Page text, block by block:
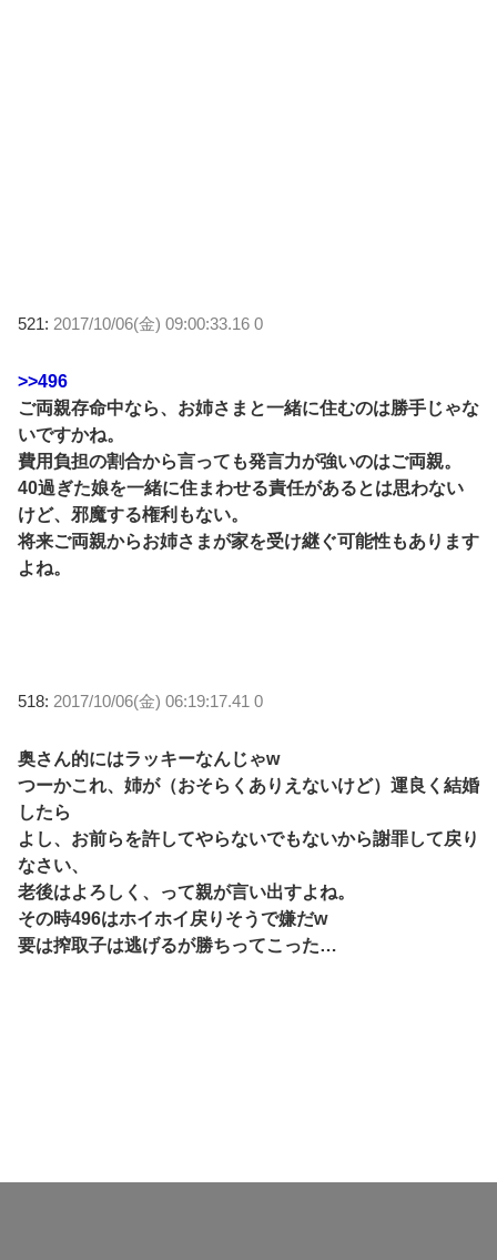
521: 2017/10/06(金) 09:00:33.16 0
>>496
ご両親存命中なら、お姉さまと一緒に住むのは勝手じゃな
いですかね。
費用負担の割合から言っても発言力が強いのはご両親。
40過ぎた娘を一緒に住まわせる責任があるとは思わない
けど、邪魔する権利もない。
将来ご両親からお姉さまが家を受け継ぐ可能性もあります
よね。
518: 2017/10/06(金) 06:19:17.41 0
奥さん的にはラッキーなんじゃw
つーかこれ、姉が（おそらくありえないけど）運良く結婚
したら
よし、お前らを許してやらないでもないから謝罪して戻り
なさい、
老後はよろしく、って親が言い出すよね。
その時496はホイホイ戻りそうで嫌だw
要は搾取子は逃げるが勝ちってこった…